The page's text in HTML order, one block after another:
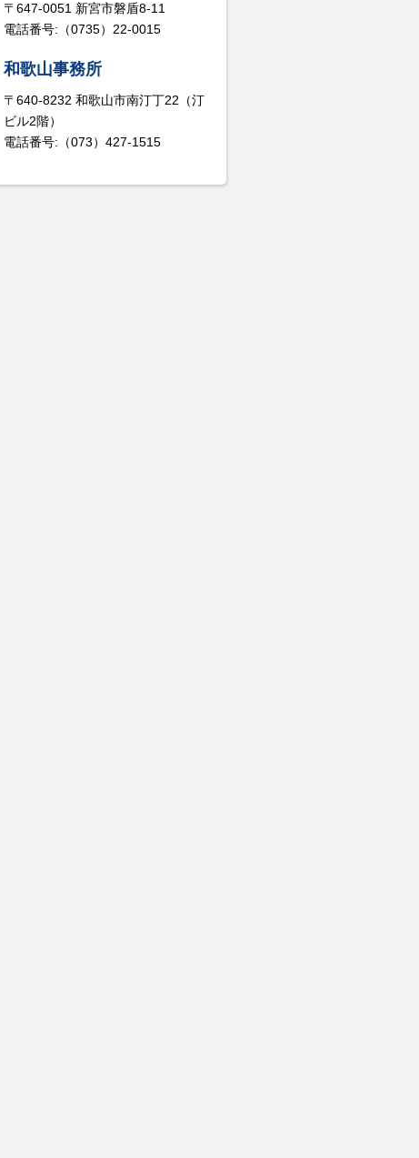
〒647-0051 新宮市磐盾8-11
電話番号:（0735）22-0015
和歌山事務所
〒640-8232 和歌山市南汀丁22（汀
ビル2階）
電話番号:（073）427-1515